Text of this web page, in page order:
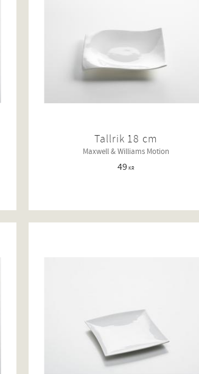
Tallrik 18 cm
Maxwell & Williams Motion
49KR